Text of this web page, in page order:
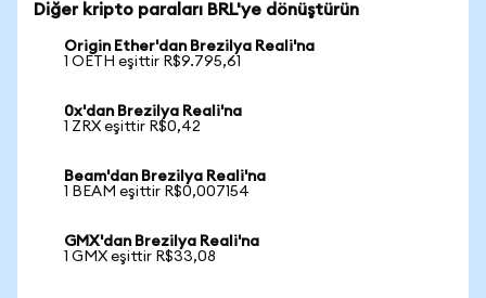
Diğer kripto paraları BRL'ye dönüştürün
Origin Ether'dan Brezilya Reali'na
1 OETH eşittir R$9.795,61
0x'dan Brezilya Reali'na
1 ZRX eşittir R$0,42
Beam'dan Brezilya Reali'na
1 BEAM eşittir R$0,007154
GMX'dan Brezilya Reali'na
1 GMX eşittir R$33,08